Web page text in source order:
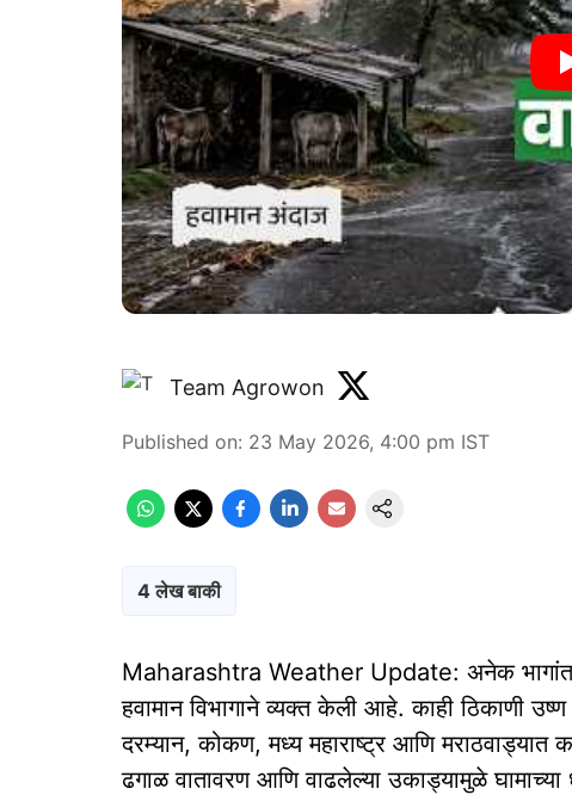
Team Agrowon
Published on: 23 May 2026, 4:00 pm IST
4 लेख बाकी
Maharashtra Weather Update: अनेक भागांत
हवामान विभागाने व्यक्त केली आहे. काही ठिकाणी
दरम्यान, कोकण, मध्य महाराष्ट्र आणि मराठवाड्यात
ढगाळ वातावरण आणि वाढलेल्या उकाड्यामुळे